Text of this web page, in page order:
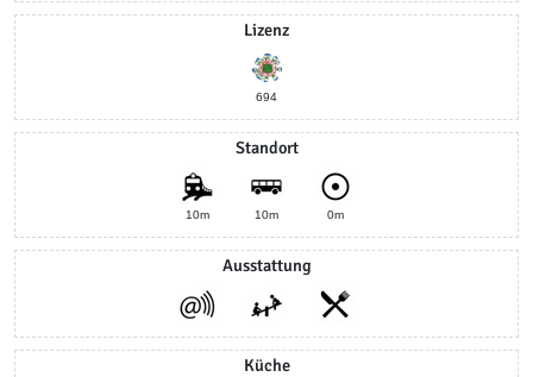
Lizenz
694
Standort
10m 10m 0m
Ausstattung
Küche